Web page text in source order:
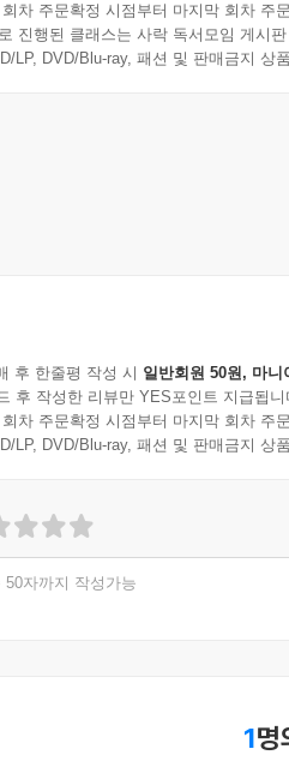
차 주문확정 시점부터 마지막 회차 주
진행된 클래스는 사락 독서모임 게시
LP, DVD/Blu-ray, 패션 및 판매금지 상
후 한줄평 작성 시 일반회원 50원, 마니
후 작성한 리뷰만 YES포인트 지급됩니
차 주문확정 시점부터 마지막 회차 주
LP, DVD/Blu-ray, 패션 및 판매금지 상
50자까지 작성가능
1명